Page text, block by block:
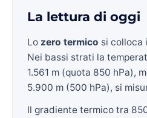
La lettura di oggi
Lo zero termico si colloca
Nei bassi strati la
1.561 m (quota 850 hPa),
5.900 m (500 hPa), si
Il gradiente termico tra